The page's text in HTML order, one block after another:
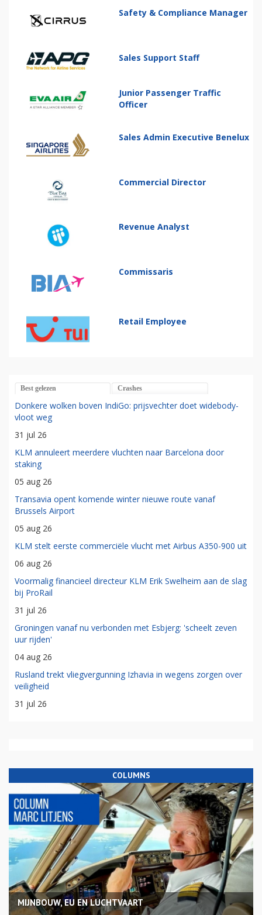
Safety & Compliance Manager
Sales Support Staff
Junior Passenger Traffic
Officer
Sales Admin Executive Benelux
Commercial Director
Revenue Analyst
Commissaris
Retail Employee
Best gelezen Crashes
Donkere wolken boven IndiGo: prijsvechter doet widebody-
vloot weg
31 jul 26
KLM annuleert meerdere vluchten naar Barcelona door
staking
05 aug 26
Transavia opent komende winter nieuwe route vanaf
Brussels Airport
05 aug 26
KLM stelt eerste commerciële vlucht met Airbus A350-900 uit
06 aug 26
Voormalig financieel directeur KLM Erik Swelheim aan de slag
bij ProRail
31 jul 26
Groningen vanaf nu verbonden met Esbjerg: 'scheelt zeven
uur rijden'
04 aug 26
Rusland trekt vliegvergunning Izhavia in wegens zorgen over
veiligheid
31 jul 26
COLUMNS
MIJNBOUW, EU EN LUCHTVAART